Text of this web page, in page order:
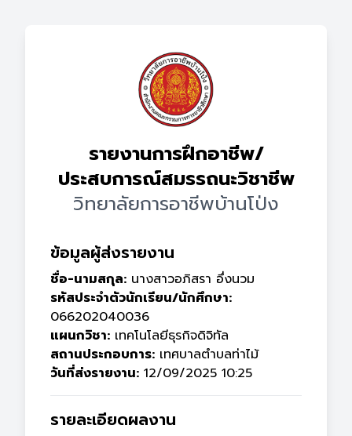
รายงานการฝึกอาชีพ/
ประสบการณ์สมรรถนะวิชาชีพ
วิทยาลัยการอาชีพบ้านโป่ง
ข้อมูลผู้ส่งรายงาน
ชื่อ-นามสกุล: นางสาวอภิสรา อึ่งนวม
รหัสประจำตัวนักเรียน/นักศึกษา:
066202040036
แผนกวิชา: เทคโนโลยีธุรกิจดิจิทัล
สถานประกอบการ: เทศบาลตำบลท่าไม้
วันที่ส่งรายงาน: 12/09/2025 10:25
รายละเอียดผลงาน